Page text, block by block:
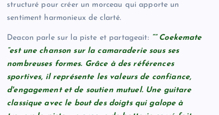
structuré pour créer un morceau qui apporte un
sentiment harmonieux de clarté.
Deacon parle sur la piste et partageait: “” Coekemate
“est une chanson sur la camaraderie sous ses
nombreuses formes. Grâce à des références
sportives, il représente les valeurs de confiance,
d'engagement et de soutien mutuel. Une guitare
classique avec le bout des doigts qui galope à